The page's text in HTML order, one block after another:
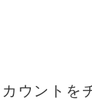
ウントを